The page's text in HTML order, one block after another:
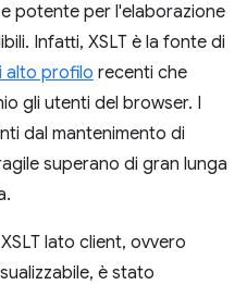
potente per l'elaborazione
Infatti, XSLT è la fonte di
alto profilo recenti che
gli utenti del browser. I
dal mantenimento di
superano di gran lunga
lato client, ovvero
è stato